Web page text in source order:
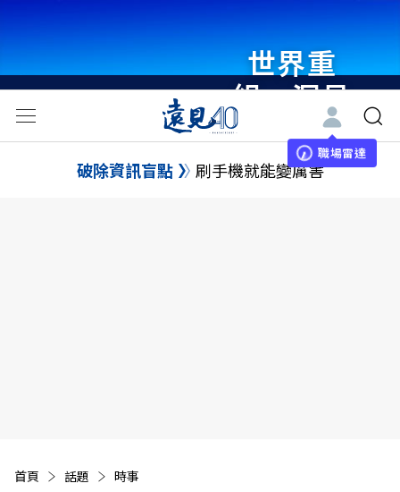
世界重
組・洞見
未來 與
世界領袖
職場雷達
破除資訊盲點 刷手機就能變厲害
首頁 話題 時事